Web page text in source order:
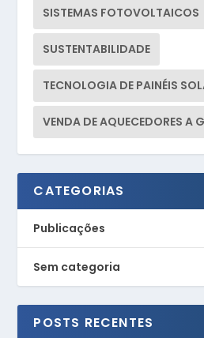
SISTEMAS FOTOVOLTAICOS
SUSTENTABILIDADE
TECNOLOGIA DE PAINÉIS
VENDA DE AQUECEDORES A
CATEGORIAS
Publicações
Sem categoria
POSTS RECENTES